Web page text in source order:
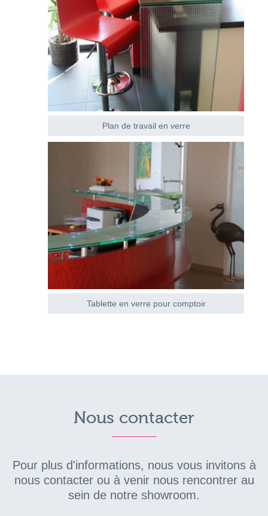
Plan de travail en verre
Tablette en verre pour comptoir
Nous contacter
Pour plus d'informations, nous vous invitons à
nous contacter ou à venir nous rencontrer au
sein de notre showroom.